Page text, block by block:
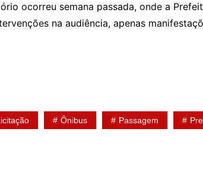
ocorreu semana passada, onde a
na audiência, apenas
Ônibus Passagem